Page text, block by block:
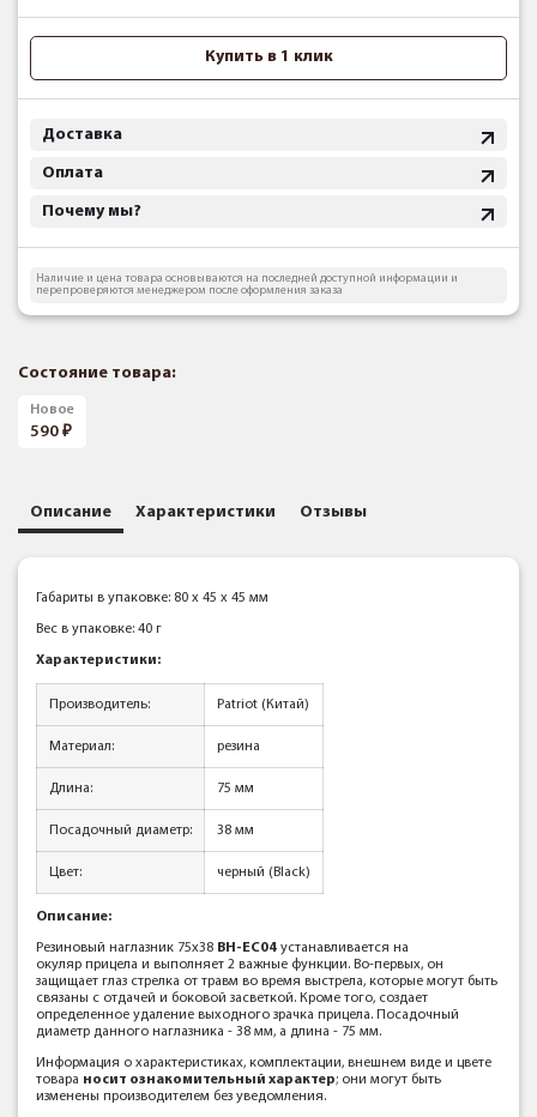
Купить в 1 клик
Доставка
Оплата
Почему мы?
Наличие и цена товара основываются на последней доступной информации и
перепроверяются менеджером после оформления заказа
Состояние товара:
Новое
590
Описание Характеристики Отзывы
Габариты в упаковке: 80 x 45 x 45 мм
Вес в упаковке: 40 г
Характеристики:
Производитель: Patriot (Китай)
Материал: резина
Длина: 75 мм
Посадочный диаметр: 38 мм
Цвет: черный (Black)
Описание:
Резиновый наглазник 75x38 BH-EC04 устанавливается на
окуляр прицела и выполняет 2 важные функции. Во-первых, он
защищает глаз стрелка от травм во время выстрела, которые могут быть
связаны с отдачей и боковой засветкой. Кроме того, создает
определенное удаление выходного зрачка прицела. Посадочный
диаметр данного наглазника - 38 мм, а длина - 75 мм.
Информация о характеристиках, комплектации, внешнем виде и цвете
товара носит ознакомительный характер; они могут быть
изменены производителем без уведомления.